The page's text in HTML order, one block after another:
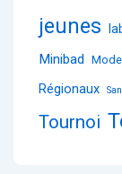
jeunes
Minibad
Régionaux
Tournoi